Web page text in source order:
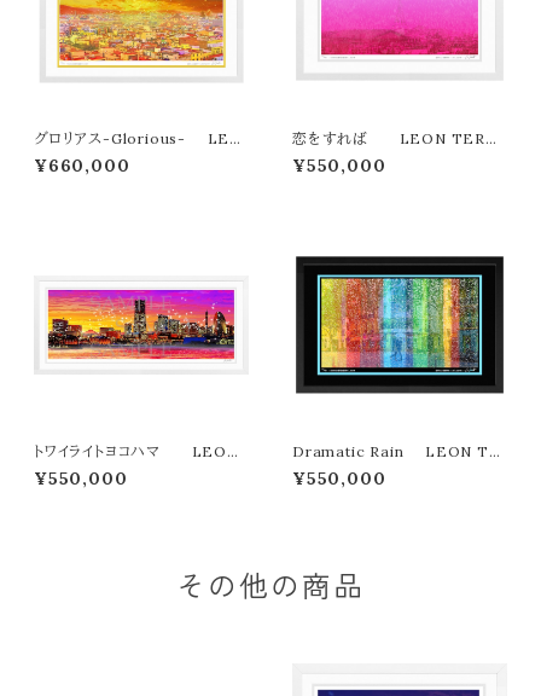
グロリアス-Glorious- LEO
N TERASHIMA版画作品３３作
限定（オンライン限定特典付き作
¥660,000
恋をすれば LEON TERAS
HIMA版画作品３３作限定（オン
ライン限定特典付き作品〉
¥550,000
トワイライトヨコハマ LEON
TERASHIMA版画作品77作限
定（オンライン限定特典付き作
¥550,000
Dramatic Rain LEON TE
RASHIMA版画作品３３作限定
（オンライン限定特典付き作品〉
¥550,000
その他の商品